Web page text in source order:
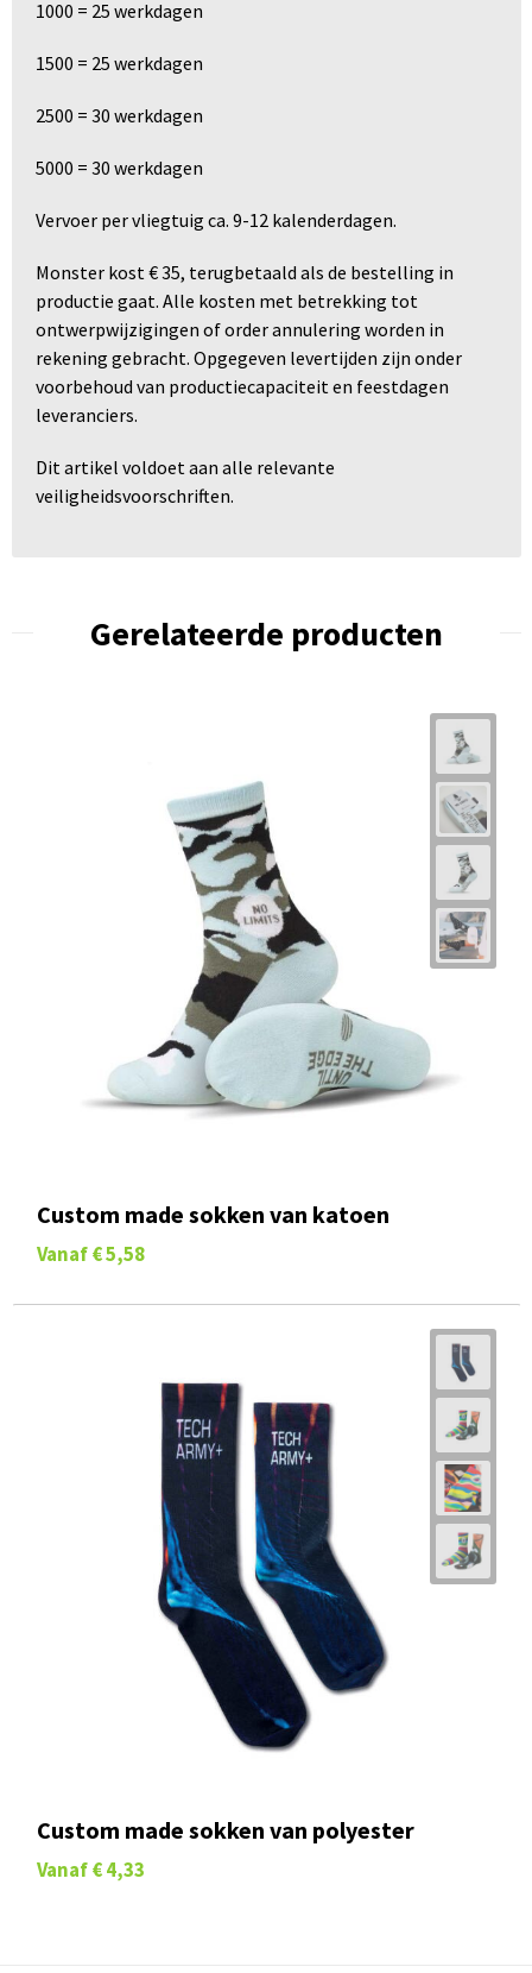
1000 = 25 werkdagen
1500 = 25 werkdagen
2500 = 30 werkdagen
5000 = 30 werkdagen
Vervoer per vliegtuig ca. 9-12 kalenderdagen.
Monster kost € 35, terugbetaald als de bestelling in
productie gaat. Alle kosten met betrekking tot
ontwerpwijzigingen of order annulering worden in
rekening gebracht. Opgegeven levertijden zijn onder
voorbehoud van productiecapaciteit en feestdagen
leveranciers.
Dit artikel voldoet aan alle relevante
veiligheidsvoorschriften.
Gerelateerde producten
Custom made sokken van katoen
Vanaf € 5,58
Custom made sokken van polyester
Vanaf € 4,33